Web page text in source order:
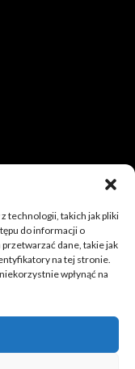
technologii, takich jak pliki
do informacji o
dane, takie jak
na tej stronie.
wpłynąć na